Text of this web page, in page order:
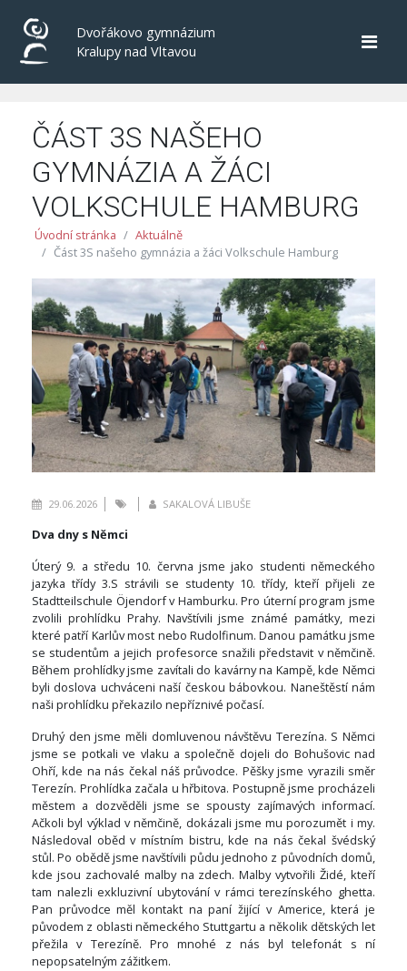
Dvořákovo gymnázium
Kralupy nad Vltavou
ČÁST 3S NAŠEHO
GYMNÁZIA A ŽÁCI
VOLKSCHULE HAMBURG
Úvodní stránka
Aktuálně
Část 3S našeho gymnázia a žáci Volkschule Hamburg
29.06.2026 SAKALOVÁ LIBUŠE
Dva dny s Němci
Úterý 9. a středu 10. června jsme jako studenti německého
jazyka třídy 3.S strávili se studenty 10. třídy, kteří přijeli ze
Stadtteilschule Öjendorf v Hamburku. Pro úterní program jsme
zvolili prohlídku Prahy. Navštívili jsme známé památky, mezi
které patří Karlův most nebo Rudolfinum. Danou památku jsme
se studentům a jejich profesorce snažili představit v němčině.
Během prohlídky jsme zavítali do kavárny na Kampě, kde Němci
byli doslova uchváceni naší českou bábovkou. Naneštěstí nám
naši prohlídku překazilo nepříznivé počasí.
Druhý den jsme měli domluvenou návštěvu Terezína. S Němci
jsme se potkali ve vlaku a společně dojeli do Bohušovic nad
Ohří, kde na nás čekal náš průvodce. Pěšky jsme vyrazili směr
Terezín. Prohlídka začala u hřbitova. Postupně jsme procházeli
městem a dozvěděli jsme se spousty zajímavých informací.
Ačkoli byl výklad v němčině, dokázali jsme mu porozumět i my.
Následoval oběd v místním bistru, kde na nás čekal švédský
stůl. Po obědě jsme navštívili půdu jednoho z původních domů,
kde jsou zachovalé malby na zdech. Malby vytvořili Židé, kteří
tam nalezli exkluzivní ubytování v rámci terezínského ghetta.
Pan průvodce měl kontakt na paní žijící v Americe, která je
původem z oblasti německého Stuttgartu a několik dětských let
přežila v Terezíně. Pro mnohé z nás byl telefonát s ní
nepopsatelným zážitkem.